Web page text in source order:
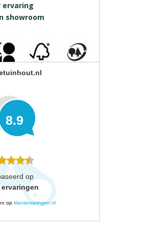
ervaring
showroom
op
ervaringen
op klantervaringen.nl